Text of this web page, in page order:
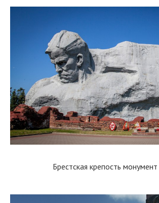
Брестская крепость монумент